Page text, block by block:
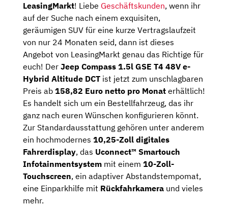
LeasingMarkt! Liebe Geschäftskunden, wenn ihr
auf der Suche nach einem exquisiten,
geräumigen SUV für eine kurze Vertragslaufzeit
von nur 24 Monaten seid, dann ist dieses
Angebot von LeasingMarkt genau das Richtige für
euch! Der Jeep Compass 1.5l GSE T4 48V e-
Hybrid Altitude DCT ist jetzt zum unschlagbaren
Preis ab 158,82 Euro netto pro Monat erhältlich!
Es handelt sich um ein Bestellfahrzeug, das ihr
ganz nach euren Wünschen konfigurieren könnt.
Zur Standardausstattung gehören unter anderem
ein hochmodernes 10,25-Zoll digitales
Fahrerdisplay, das Uconnect™ Smartouch
Infotainmentsystem mit einem 10-Zoll-
Touchscreen, ein adaptiver Abstandstempomat,
eine Einparkhilfe mit Rückfahrkamera und vieles
mehr.